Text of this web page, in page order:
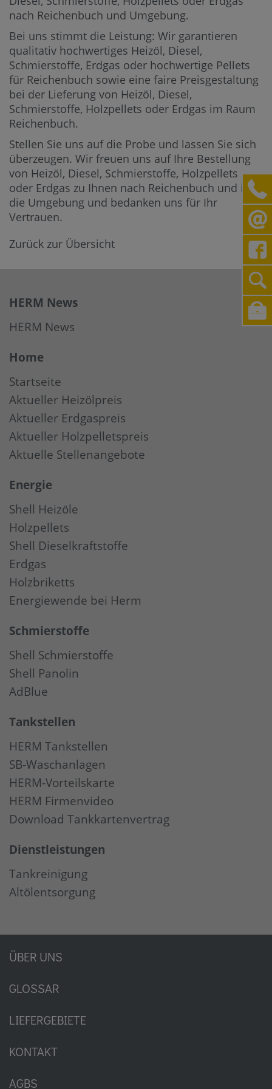
nach Reichenbuch und Umgebung.
Bei uns stimmt die Leistung: Wir garantieren
qualitativ hochwertiges Heizöl, Diesel,
Schmierstoffe, Erdgas oder hochwertige Pellets
für Reichenbuch sowie eine faire Preisgestaltung
bei der Lieferung von Heizöl, Diesel,
Schmierstoffe, Holzpellets oder Erdgas im Raum
Reichenbuch.
Stellen Sie uns auf die Probe und lassen Sie sich
überzeugen. Wir freuen uns auf Ihre Bestellung
von Heizöl, Diesel, Schmierstoffe, Holzpellets
oder Erdgas zu Ihnen nach Reichenbuch und in
die Umgebung und bedanken uns für Ihr
Vertrauen.
Zurück zur Übersicht
HERM News
HERM News
Home
Startseite
Aktueller Heizölpreis
Aktueller Erdgaspreis
Aktueller Holzpelletspreis
Aktuelle Stellenangebote
Energie
Shell Heizöle
Holzpellets
Shell Dieselkraftstoffe
Erdgas
Holzbriketts
Energiewende bei Herm
Schmierstoffe
Shell Schmierstoffe
Shell Panolin
AdBlue
Tankstellen
HERM Tankstellen
SB-Waschanlagen
HERM-Vorteilskarte
HERM Firmenvideo
Download Tankkartenvertrag
Dienstleistungen
Tankreinigung
Altölentsorgung
ÜBER UNS
GLOSSAR
LIEFERGEBIETE
KONTAKT
AGBS